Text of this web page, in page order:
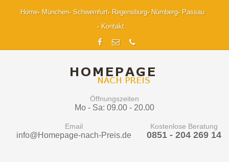
Home München Schweinfurt Regensburg Nürnberg
Passau
Kontakt
Öffnungszeiten
Mo - Sa: 09.00 - 20.00
Email
info@Homepage-nach-Preis.de
Kostenlose Beratung
0851 - 204 269 14